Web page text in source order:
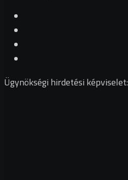
Ügynökségi hirdetési képviselet: